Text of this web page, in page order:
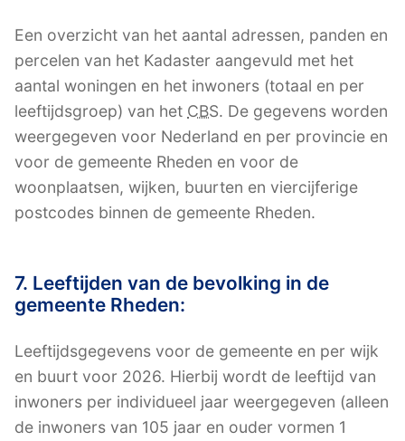
Een overzicht van het aantal adressen, panden en
percelen van het Kadaster aangevuld met het
aantal woningen en het inwoners (totaal en per
leeftijdsgroep) van het CBS. De gegevens worden
weergegeven voor Nederland en per provincie en
voor de gemeente Rheden en voor de
woonplaatsen, wijken, buurten en viercijferige
postcodes binnen de gemeente Rheden.
7. Leeftijden van de bevolking in de
gemeente Rheden:
Leeftijdsgegevens voor de gemeente en per wijk
en buurt voor 2026. Hierbij wordt de leeftijd van
inwoners per individueel jaar weergegeven (alleen
de inwoners van 105 jaar en ouder vormen 1